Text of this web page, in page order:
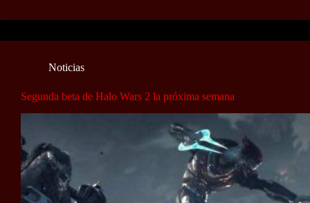
Noticias
Segunda beta de Halo Wars 2 la próxima semana